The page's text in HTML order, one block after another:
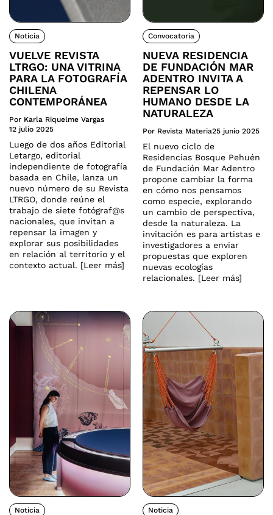
Noticia
VUELVE REVISTA
LTRGO: UNA VITRINA
PARA LA FOTOGRAFÍA
CHILENA
CONTEMPORÁNEA
Por Karla Riquelme Vargas
12 julio 2025
Luego de dos años Editorial
Letargo, editorial
independiente de fotografía
basada en Chile, lanza un
nuevo número de su Revista
LTRGO, donde reúne el
trabajo de siete fotógraf@s
nacionales, que invitan a
repensar la imagen y
explorar sus posibilidades
en relación al territorio y el
contexto actual. [Leer más]
Convocatoria
NUEVA RESIDENCIA
DE FUNDACIÓN MAR
ADENTRO INVITA A
REPENSAR LO
HUMANO DESDE LA
NATURALEZA
Por Revista Materia25 junio 2025
El nuevo ciclo de
Residencias Bosque Pehuén
de Fundación Mar Adentro
propone cambiar la forma
en cómo nos pensamos
como especie, explorando
un cambio de perspectiva,
desde la naturaleza. La
invitación es para artistas e
investigadores a enviar
propuestas que exploren
nuevas ecologías
relacionales. [Leer más]
Noticia Noticia